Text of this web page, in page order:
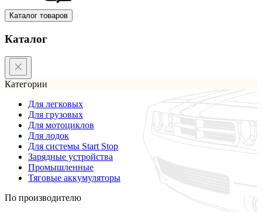
Каталог товаров
Каталог
Категории
Для легковых
Для грузовых
Для мотоциклов
Для лодок
Для системы Start Stop
Зарядные устройства
Промышленные
Тяговые аккумуляторы
По производителю